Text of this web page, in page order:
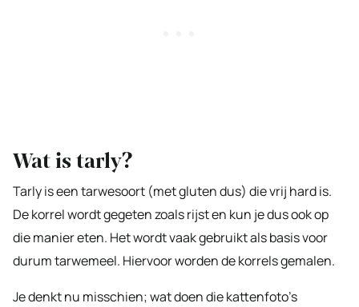
Wat is tarly?
Tarly is een tarwesoort (met gluten dus) die vrij hard is.
De korrel wordt gegeten zoals rijst en kun je dus ook op
die manier eten. Het wordt vaak gebruikt als basis voor
durum tarwemeel. Hiervoor worden de korrels gemalen.
Je denkt nu misschien; wat doen die kattenfoto’s